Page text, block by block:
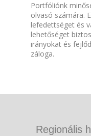
Portfóliónk
olvasó számára.
lefedettséget és
lehetőséget
irányokat és
záloga.
Regionális